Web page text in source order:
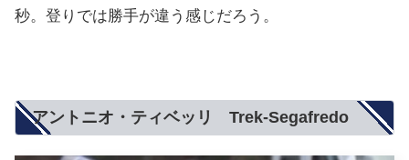
秒。登りでは勝手が違う感じだろう。
アントニオ・ティベッリ Trek-Segafredo